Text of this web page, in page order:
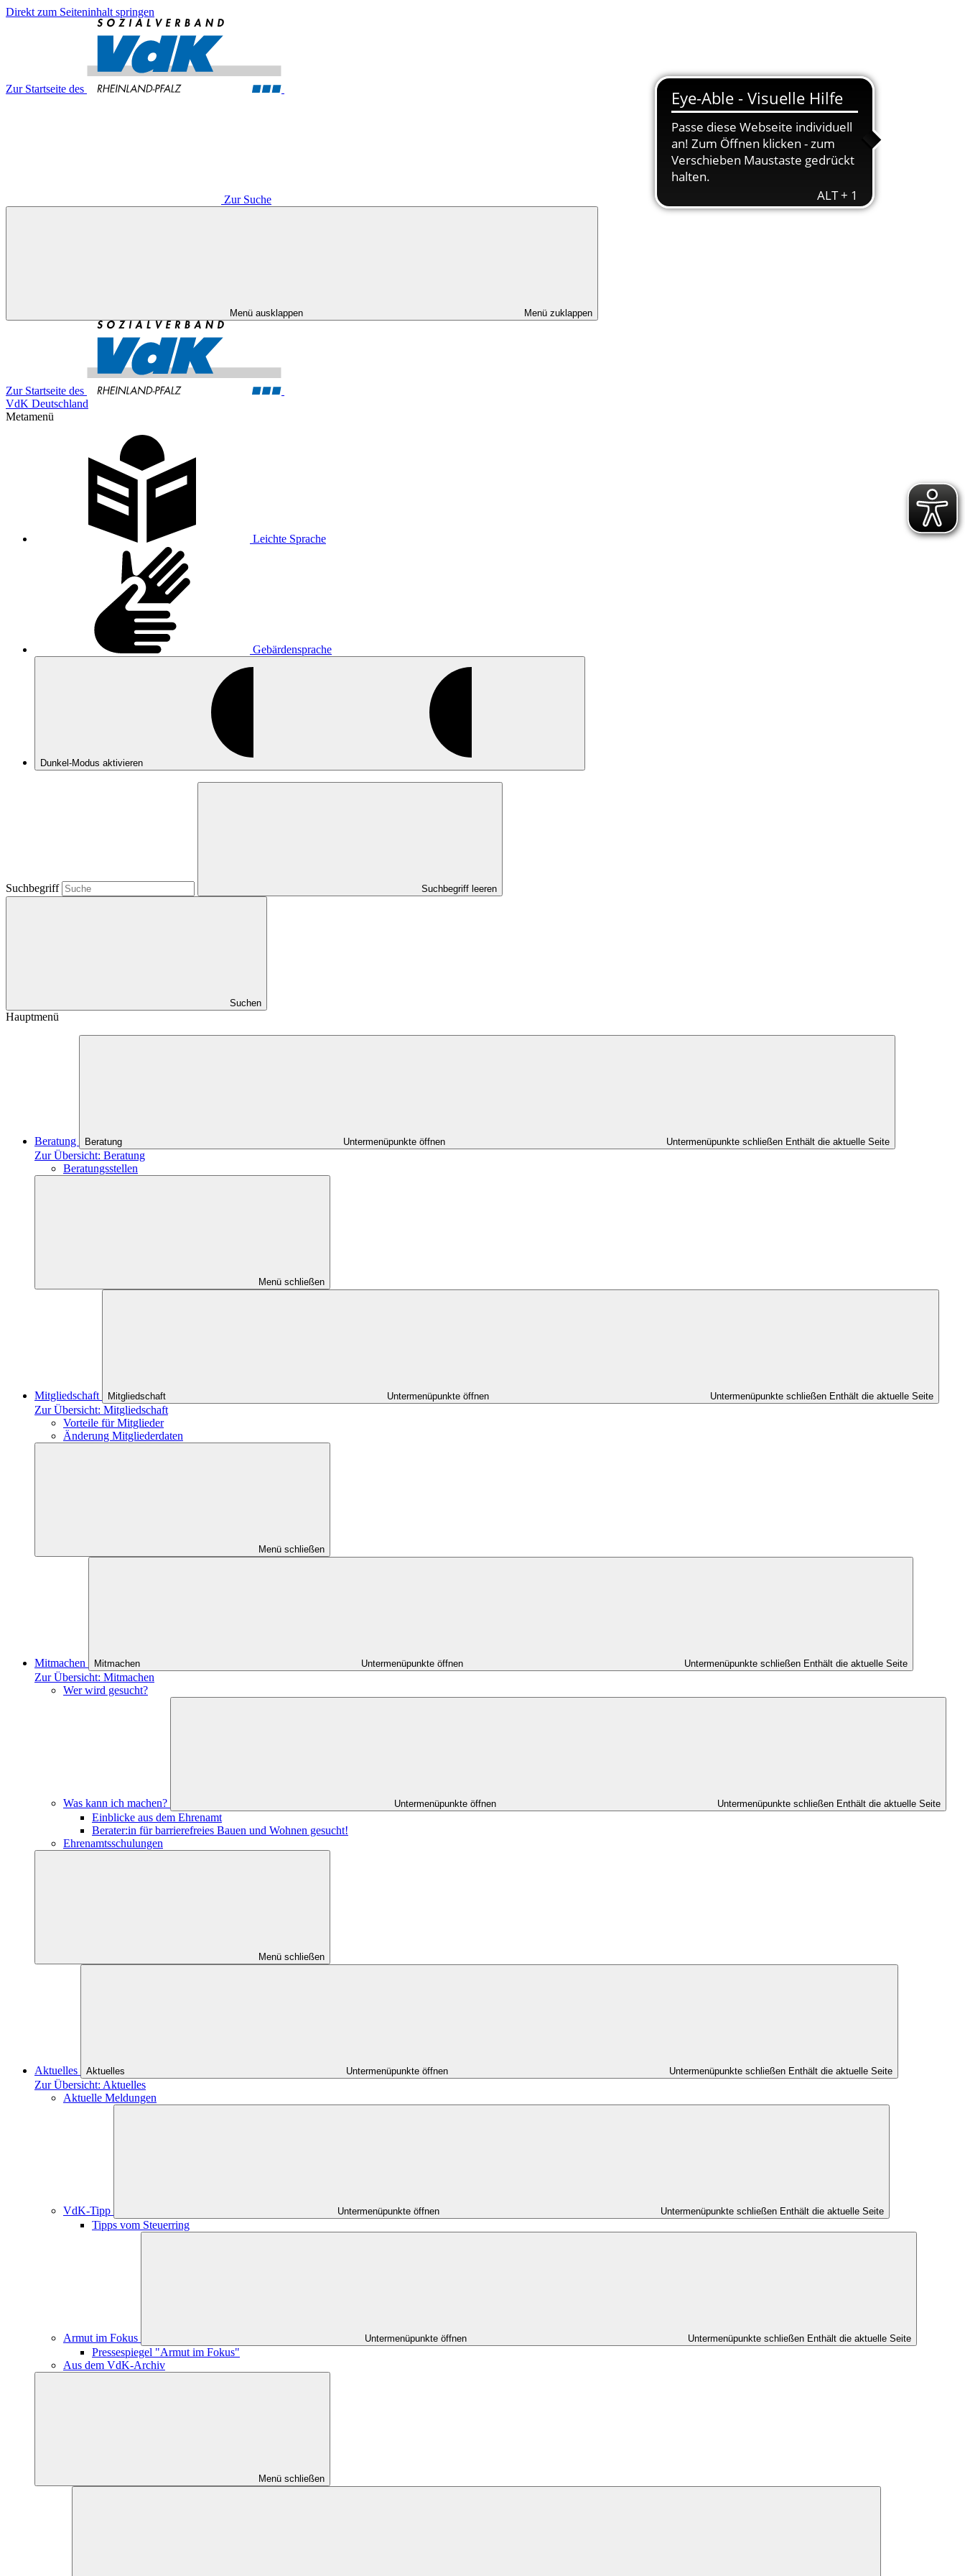
Direkt zum Seiteninhalt springen
Zur Startseite des
Zur Suche
Menü ausklappen Menü zuklappen
Zur Startseite des
VdK Deutschland
Metamenü
Leichte Sprache
Gebärdensprache
Dunkel-Modus aktivieren
Suchbegriff Suchbegriff leeren
Suchen
Hauptmenü
Beratung Beratung Untermenüpunkte öffnen Untermenüpunkte schließen Enthält die aktuelle Seite
Zur Übersicht: Beratung
Beratungsstellen
Menü schließen
Mitgliedschaft Mitgliedschaft Untermenüpunkte öffnen Untermenüpunkte schließen Enthält die aktuelle Seite
Zur Übersicht: Mitgliedschaft
Vorteile für Mitglieder
Änderung Mitgliederdaten
Menü schließen
Mitmachen Mitmachen Untermenüpunkte öffnen Untermenüpunkte schließen Enthält die aktuelle Seite
Zur Übersicht: Mitmachen
Wer wird gesucht?
Was kann ich machen? Untermenüpunkte öffnen Untermenüpunkte schließen Enthält die aktuelle Seite
Einblicke aus dem Ehrenamt
Berater:in für barrierefreies Bauen und Wohnen gesucht!
Ehrenamtsschulungen
Menü schließen
Aktuelles Aktuelles Untermenüpunkte öffnen Untermenüpunkte schließen Enthält die aktuelle Seite
Zur Übersicht: Aktuelles
Aktuelle Meldungen
VdK-Tipp Untermenüpunkte öffnen Untermenüpunkte schließen Enthält die aktuelle Seite
Tipps vom Steuerring
Armut im Fokus Untermenüpunkte öffnen Untermenüpunkte schließen Enthält die aktuelle Seite
Pressespiegel "Armut im Fokus"
Aus dem VdK-Archiv
Menü schließen